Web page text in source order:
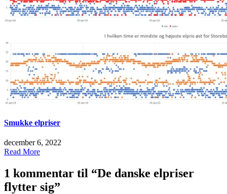
Smukke elpriser
december 6, 2022
Read More
1 kommentar til “De danske elpriser
flytter sig”